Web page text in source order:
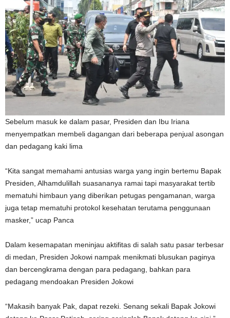
Sebelum masuk ke dalam pasar, Presiden dan Ibu Iriana
menyempatkan membeli dagangan dari beberapa penjual asongan
dan pedagang kaki lima
“Kita sangat memahami antusias warga yang ingin bertemu Bapak
Presiden, Alhamdulillah suasananya ramai tapi masyarakat tertib
mematuhi himbaun yang diberikan petugas pengamanan, warga
juga tetap mematuhi protokol kesehatan terutama penggunaan
masker,” ucap Panca
Dalam kesemapatan meninjau aktifitas di salah satu pasar terbesar
di medan, Presiden Jokowi nampak menikmati blusukan paginya
dan bercengkrama dengan para pedagang, bahkan para
pedagang mendoakan Presiden Jokowi
“Makasih banyak Pak, dapat rezeki. Senang sekali Bapak Jokowi